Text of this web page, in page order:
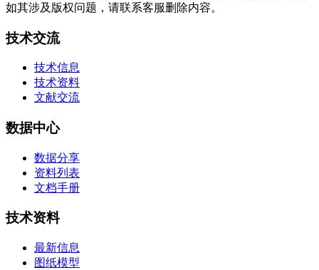
如其涉及版权问题，请联系客服删除内容。
技术交流
技术信息
技术资料
文献交流
数据中心
数据分享
资料列表
文档手册
技术资料
最新信息
图纸模型